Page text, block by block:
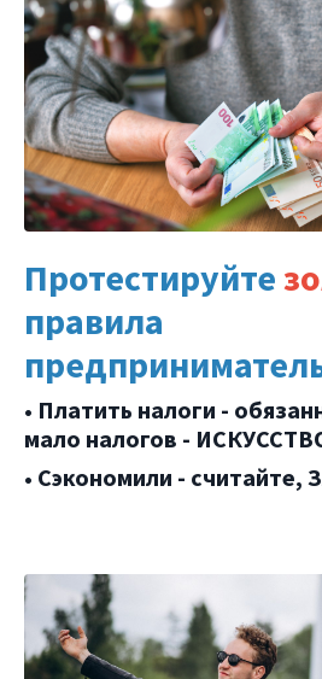
Протестируйте
правила
• Платить налоги -
мало налогов -
• Сэкономили -